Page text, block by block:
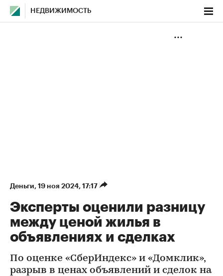
НЕДВИЖИМОСТЬ
Деньги⁠, 19 ноя 2024, 17:17
Эксперты оценили разницу
между ценой жилья в
объявлениях и сделках
По оценке «СберИндекс» и «Домклик»,
разрыв в ценах объявлений и сделок на